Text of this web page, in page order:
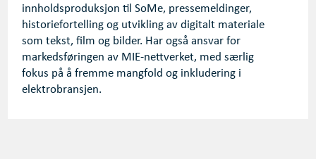
innholdsproduksjon til SoMe, pressemeldinger,
historiefortelling og utvikling av digitalt materiale
som tekst, film og bilder. Har også ansvar for
markedsføringen av MIE-nettverket, med særlig
fokus på å fremme mangfold og inkludering i
elektrobransjen.